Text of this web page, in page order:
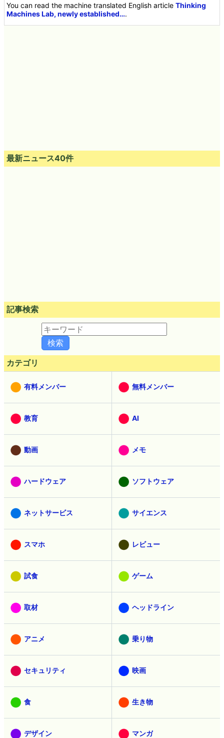
You can read the machine translated English articleThinking
Machines Lab, newly established….
最新ニュース40件
記事検索
カテゴリ
有料メンバー 無料メンバー
教育 AI
動画 メモ
ハードウェア ソフトウェア
ネットサービス サイエンス
スマホ レビュー
試食 ゲーム
取材 ヘッドライン
アニメ 乗り物
セキュリティ 映画
食 生き物
デザイン マンガ